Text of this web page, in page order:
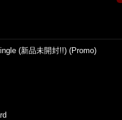
(新品未開封!!) (Promo)